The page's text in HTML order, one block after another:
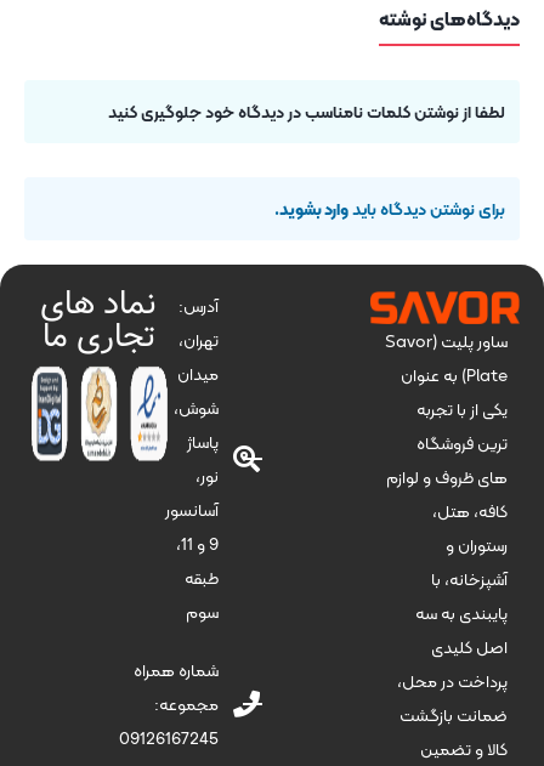
دیدگاه‌های نوشته
لطفا از نوشتن کلمات نامناسب در دیدگاه خود جلوگیری کنید
برای نوشتن دیدگاه بایدوارد بشوید.
ساور پلیت (Savor
Plate) به عنوان
یکی از با تجربه
ترین فروشگاه
های ظروف و لوازم
کافه، هتل،
رستوران و
آشپزخانه، با
پایبندی به سه
اصل کلیدی
پرداخت در محل،
ضمانت بازگشت
کالا و تضمین
آدرس:
تهران،
میدان
شوش،
پاساژ
نور،
آسانسور
9 و 11،
طبقه
سوم
شماره همراه
مجموعه:
09126167245
نماد های
تجاری ما